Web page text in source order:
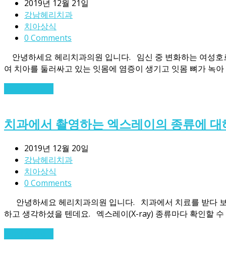
2019년 12월 21일
강남헤리치과
치아상식
0 Comments
안녕하세요 헤리치과의원 입니다. 임신 중 변화하는 여성
여 치아를 둘러싸고 있는 잇몸에 염증이 생기고 잇몸 뼈가 녹
치과에서 촬영하는 엑스레이의 종류에
2019년 12월 20일
강남헤리치과
치아상식
0 Comments
안녕하세요 헤리치과의원 입니다. 치과에서 치료를 받다
하고 생각하셨을 텐데요. 엑스레이(X-ray) 종류마다 확인할